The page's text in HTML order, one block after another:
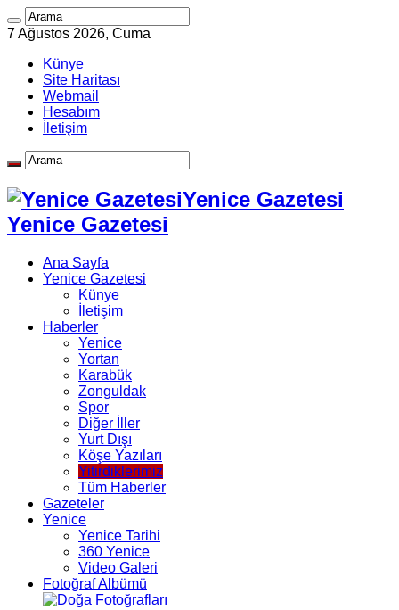
7 Ağustos 2026, Cuma
Künye
Site Haritası
Webmail
Hesabım
İletişim
Yenice Gazetesi
Yenice Gazetesi
Ana Sayfa
Yenice Gazetesi
Künye
İletişim
Haberler
Yenice
Yortan
Karabük
Zonguldak
Spor
Diğer İller
Yurt Dışı
Köşe Yazıları
Yitirdiklerimiz
Tüm Haberler
Gazeteler
Yenice
Yenice Tarihi
360 Yenice
Video Galeri
Fotoğraf Albümü